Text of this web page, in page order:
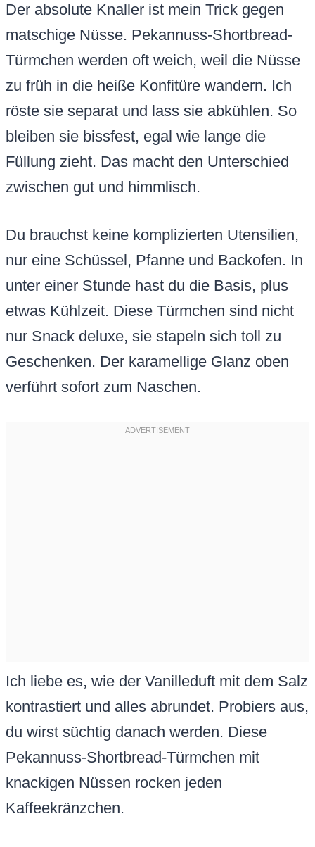
Der absolute Knaller ist mein Trick gegen
matschige Nüsse. Pekannuss-Shortbread-
Türmchen werden oft weich, weil die Nüsse
zu früh in die heiße Konfitüre wandern. Ich
röste sie separat und lass sie abkühlen. So
bleiben sie bissfest, egal wie lange die
Füllung zieht. Das macht den Unterschied
zwischen gut und himmlisch.
Du brauchst keine komplizierten Utensilien,
nur eine Schüssel, Pfanne und Backofen. In
unter einer Stunde hast du die Basis, plus
etwas Kühlzeit. Diese Türmchen sind nicht
nur Snack deluxe, sie stapeln sich toll zu
Geschenken. Der karamellige Glanz oben
verführt sofort zum Naschen.
Ich liebe es, wie der Vanilleduft mit dem Salz
kontrastiert und alles abrundet. Probiers aus,
du wirst süchtig danach werden. Diese
Pekannuss-Shortbread-Türmchen mit
knackigen Nüssen rocken jeden
Kaffeekränzchen.